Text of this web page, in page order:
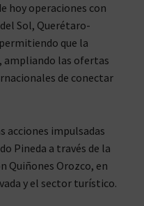
hoy operaciones con
Sol, Querétaro-
que la
ampliando las ofertas
de conectar
acciones impulsadas
Pineda a través de la
Quiñones Orozco, en
y el sector turístico.